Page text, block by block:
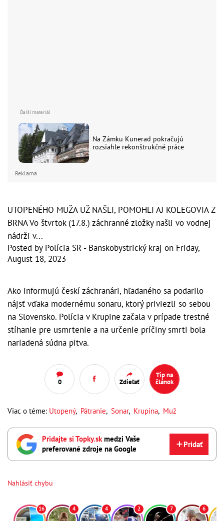
Na Zámku Kunerad pokračujú
rozsiahle rekonštrukčné práce
Reklama
UTOPENÉHO MUŽA UŽ NAŠLI, POMOHLI AJ KOLEGOVIA Z
BRNA Vo štvrtok (17.8.) záchranné zložky našli vo vodnej
nádrži v...
Posted by Polícia SR - Banskobystrický kraj on Friday,
August 18, 2023
Ako informujú českí záchranári, hľadaného sa podarilo
nájsť vďaka modernému sonaru, ktorý priviezli so sebou
na Slovensko. Polícia v Krupine začala v prípade trestné
stíhanie pre usmrtenie a na určenie príčiny smrti bola
nariadená súdna pitva.
0 Zdieľať
Tip na
článok
Viac o téme: Utopený, Pátranie, Sonar, Krupina, Muž
Pridajte si Topky.skmedzi Vaše
preferované zdroje na Google
Pridať
Nahlásiť chybu
16 4 4 2 7 6